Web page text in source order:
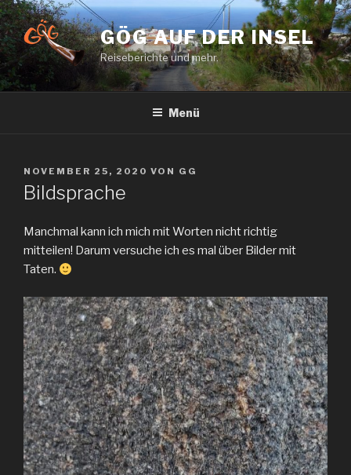
Zum
Inhalt
springen
GÖG AUF DER INSEL
Reiseberichte und mehr.
Menü
VERÖFFENTLICHT
AM
NOVEMBER 25, 2020 VON GG
Bildsprache
Manchmal kann ich mich mit Worten nicht richtig
mitteilen! Darum versuche ich es mal über Bilder mit
Taten.